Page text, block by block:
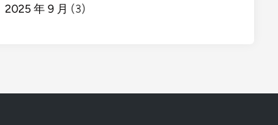
2025 年 9 月 (3)